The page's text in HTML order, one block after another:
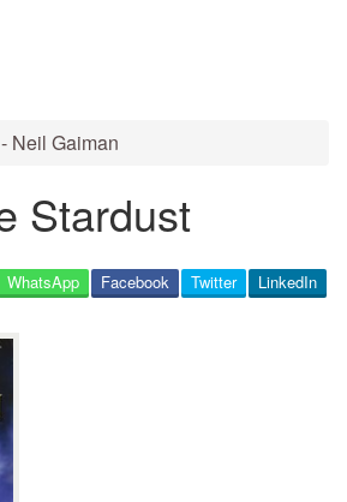
Neil Gaiman
Stardust
LinkedIn
Twitter
Facebook
WhatsApp